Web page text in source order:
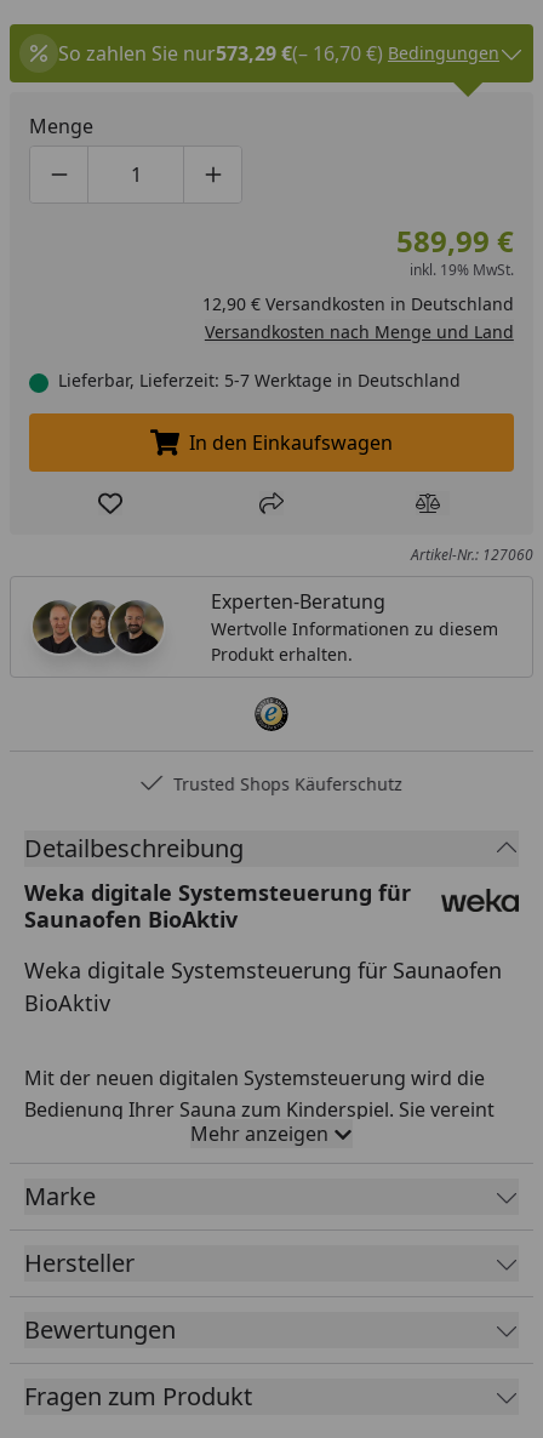
So zahlen Sie nur573,29 €(– 16,70 €) Bedingungen
Menge
Produktmenge um eins verringern
Produktmenge manuell eingeben
Produktmenge um eins erhöhen
589,99 €
inkl. 19% MwSt.
12,90 € Versandkosten in Deutschland
Versandkosten nach Menge und Land
Lieferbar, Lieferzeit: 5-7 Werktage in Deutschland
In den Einkaufswagen legen
In den Einkaufswagen
Produkt zur Wunschliste hinzufügen
Teilen Produkt
Artikel-Nr.: 127060
Experten-Beratung
Wertvolle Informationen zu diesem
Produkt erhalten.
Trusted Shops Käuferschutz
Detailbeschreibung
Weka digitale Systemsteuerung für
Saunaofen BioAktiv
Weka digitale Systemsteuerung für Saunaofen
BioAktiv
Mit der neuen digitalen Systemsteuerung wird die
Bedienung Ihrer Sauna zum Kinderspiel. Sie vereint
viele Funktionen – ob Saunagänge, Dampfbäder,
Lichteffekte oder Wärmeanwendungen – alles ist
möglich.
Einfache selbsterklärende Bedienung
Menüführung aus 4 Sprachen auswählbar
Übersichtliches und beleuchtetes Bediendisplay
10 individuelle Programme speicherbar
Mehr anzeigen
Marke
Hersteller
Bewertungen
Fragen zum Produkt